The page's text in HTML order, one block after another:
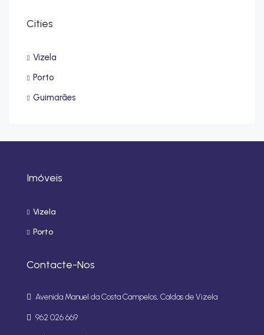
Cities
Vizela
Porto
Guimarães
Imóveis
Vizela
Porto
Contacte-Nos
Avenida Manuel da Costa Campelos, Caldas de Vizela
962 026 669